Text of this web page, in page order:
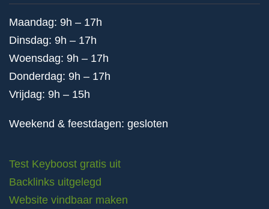
Maandag: 9h – 17h
Dinsdag: 9h – 17h
Woensdag: 9h – 17h
Donderdag: 9h – 17h
Vrijdag: 9h – 15h
Weekend & feestdagen: gesloten
Test Keyboost gratis uit
Backlinks uitgelegd
Website vindbaar maken